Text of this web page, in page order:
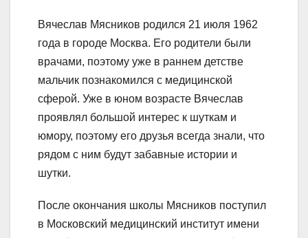
Вячеслав Мясников родился 21 июля 1962
года в городе Москва. Его родители были
врачами, поэтому уже в раннем детстве
мальчик познакомился с медицинской
сферой. Уже в юном возрасте Вячеслав
проявлял большой интерес к шуткам и
юмору, поэтому его друзья всегда знали, что
рядом с ним будут забавные истории и
шутки.
После окончания школы Мясников поступил
в Московский медицинский институт имени